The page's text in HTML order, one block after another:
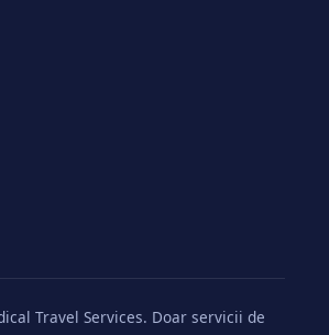
Travel Services. Doar servicii de